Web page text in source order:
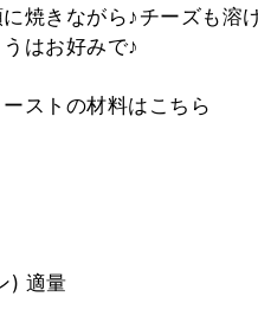
焼きながら♪チーズも溶
はお好みで♪
ストの材料はこちら
) 適量